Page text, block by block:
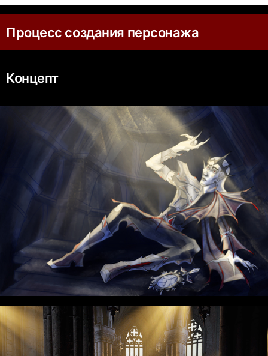
Процесс создания персонажа
Концепт